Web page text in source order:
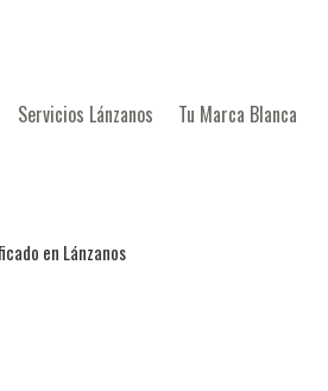
Servicios Lánzanos Tu Marca Blanca
en Lánzanos